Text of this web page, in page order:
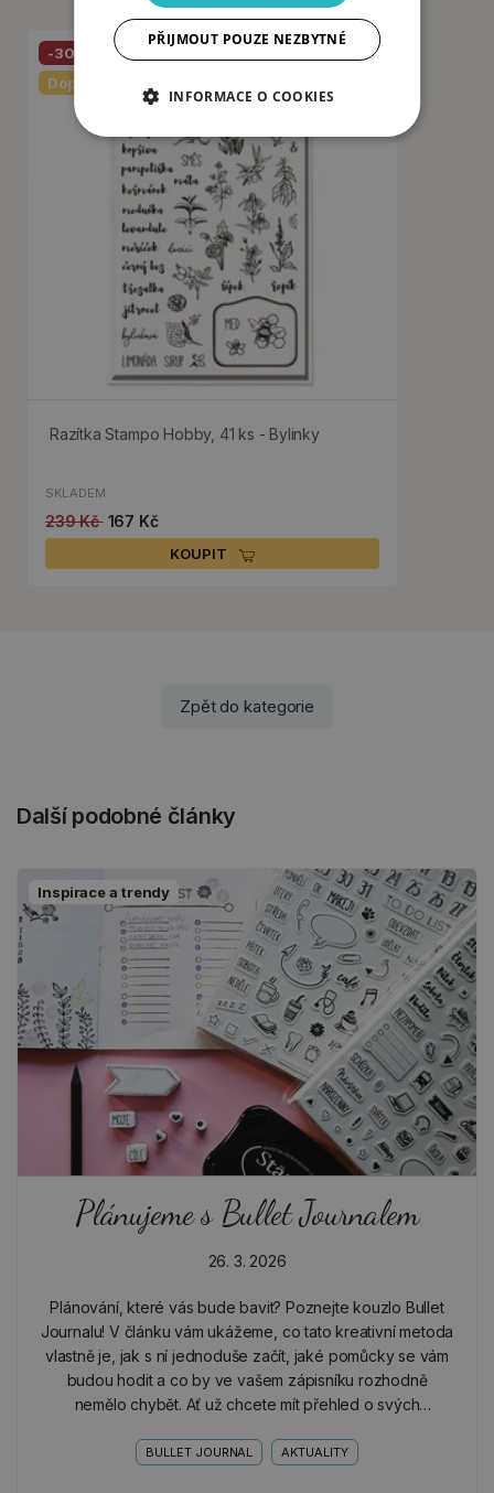
-30%
Doporučujeme
Razítka Stampo Hobby, 41 ks - Bylinky
SKLADEM
239 Kč 167 Kč
KOUPIT
Zpět do kategorie
Další podobné články
Inspirace a trendy
Plánujeme s Bullet Journalem
26. 3. 2026
Plánování, které vás bude bavit? Poznejte kouzlo Bullet
Journalu! V článku vám ukážeme, co tato kreativní metoda
vlastně je, jak s ní jednoduše začít, jaké pomůcky se vám
budou hodit a co by ve vašem zápisníku rozhodně
nemělo chybět. Ať už chcete mít přehled o svých
BULLET JOURNAL AKTUALITY
PŘIJMOUT POUZE NEZBYTNÉ
INFORMACE O COOKIES